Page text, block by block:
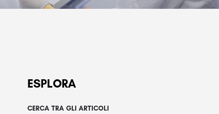
ESPLORA
CERCA TRA GLI ARTICOLI